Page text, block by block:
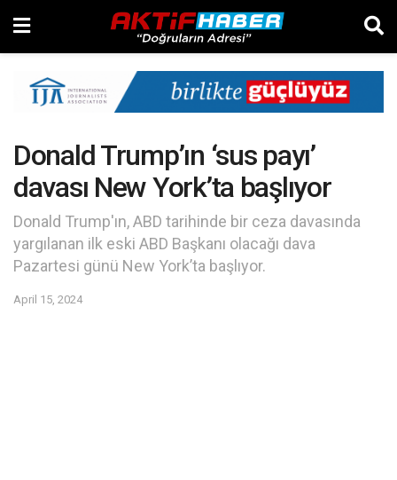
Donald Trump’ın ‘sus payı’
davası New York’ta başlıyor
Donald Trump'ın, ABD tarihinde bir ceza davasında
yargılanan ilk eski ABD Başkanı olacağı dava
Pazartesi günü New York’ta başlıyor.
April 15, 2024